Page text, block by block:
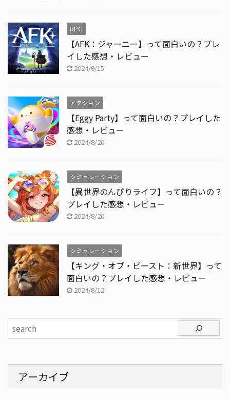
RPG
【AFK：ジャーニー】って面白いの？プレ
イした感想・レビュー
2024/9/15
アクション
【Eggy Party】って面白いの？プレイした
感想・レビュー
2024/8/20
シミュレーション
【異世界のんびりライフ】って面白いの？
プレイした感想・レビュー
2024/8/20
シミュレーション
【キング・オブ・ビースト：新世界】って
面白いの？プレイした感想・レビュー
2024/8/12
アーカイブ